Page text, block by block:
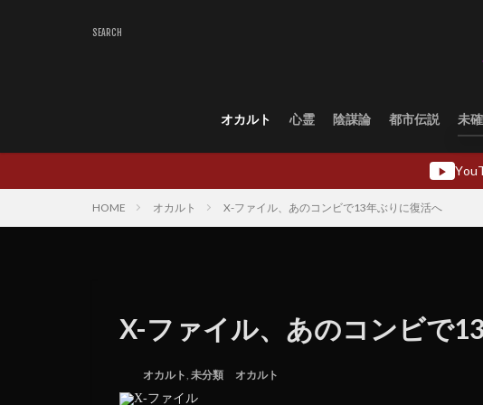
オカルト 心霊 陰謀論 都市伝説 未
水
類
飛
▶
HOME オカルト X-ファイル、あのコンビで13年ぶりに復活へ
X-ファイル、あのコンビで
オカルト, 未分類 オカルト